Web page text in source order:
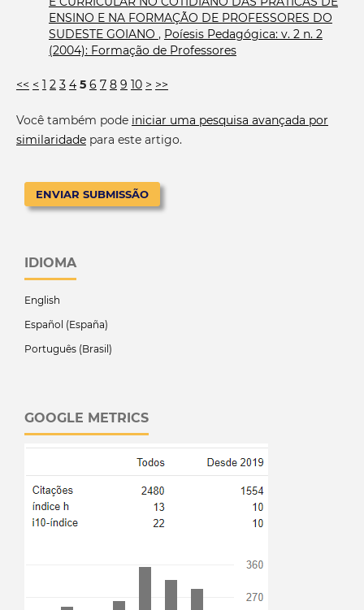
ENSINO E NA FORMAÇÃO DE PROFESSORES DO
SUDESTE GOIANO , Poíesis Pedagógica: v. 2 n. 2
(2004): Formação de Professores
<< < 1 2 3 4 5 6 7 8 9 10 > >>
Você também pode iniciar uma pesquisa avançada por
similaridadepara este artigo.
ENVIAR SUBMISSÃO
IDIOMA
English
Español (España)
Português (Brasil)
GOOGLE METRICS